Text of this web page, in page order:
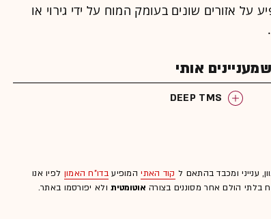
אזורים שונים בעומק המוח על ידי גירוי או
אותי
DEEP TMS
ענייני ומכבד בהתאם ל קוד האתיהמופיעבדו"ח האמון לפיו אנו
בלתי הולם אחר מסוננים בצורה אוטומטיתולא יפורסמו באתר.